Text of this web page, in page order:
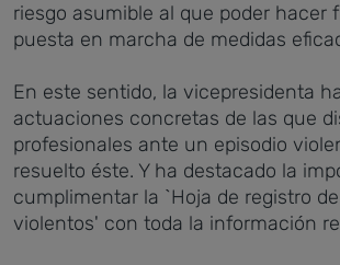
riesgo asumible al que poder hacer
puesta en marcha de medidas
En este sentido, la vicepresidenta
actuaciones concretas de las que
profesionales ante un episodio
resuelto éste. Y ha destacado la
cumplimentar la `Hoja de registro
violentos' con toda la información